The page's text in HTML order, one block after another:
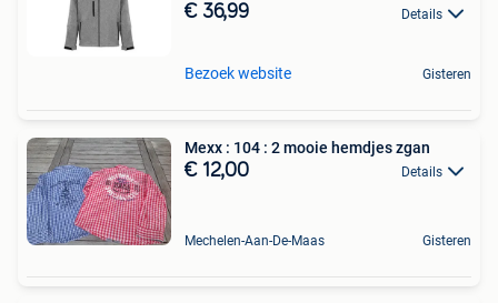
€ 36,99 Details
Bezoek website Gisteren
Mexx : 104 : 2 mooie hemdjes zgan
€ 12,00 Details
Mechelen-Aan-De-Maas Gisteren